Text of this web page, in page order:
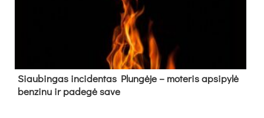
Siau­bin­gas in­ci­den­tas Plun­gė­je – mo­te­ris ap­si­py­lė
ben­zi­nu ir pa­de­gė sa­ve